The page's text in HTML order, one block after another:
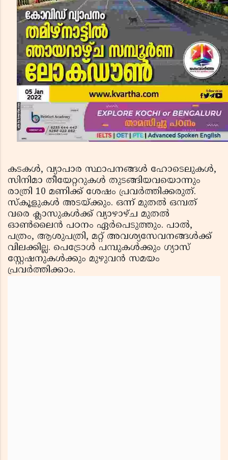
കടകള്‍, വ്യാപാര സ്ഥാപനങ്ങള്‍ ഹോടെലുകള്‍,
സിനിമാ തീയേറ്ററുകള്‍ തുടങ്ങിയവയൊന്നും
രാത്രി 10 മണിക്ക് ശേഷം പ്രവര്‍ത്തിക്കരുത്.
സ്‌കൂളുകള്‍ അടയ്ക്കും. ഒന്ന് മുതല്‍ ഒമ്പത്
വരെ ക്ലാസുകള്‍ക്ക് വ്യാഴാഴ്ച മുതല്‍
ഓണ്‍ലൈന്‍ പഠനം ഏര്‍പെടുത്തും. പാല്‍,
പത്രം, ആശുപത്രി, മറ്റ് അവശ്യസേവനങ്ങള്‍ക്ക്
വിലക്കില്ല. പെട്രോള്‍ പമ്പുകള്‍ക്കും ഗ്യാസ്
സ്റ്റേഷനുകള്‍ക്കും മുഴുവന്‍ സമയം
പ്രവര്‍ത്തിക്കാം.